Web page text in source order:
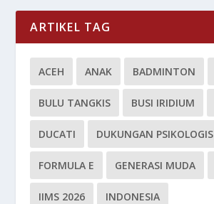
ARTIKEL TAG
ACEH ANAK BADMINTON
BULU TANGKIS BUSI IRIDIUM
DUCATI DUKUNGAN PSIKOLOGIS
FORMULA E GENERASI MUDA
IIMS 2026 INDONESIA